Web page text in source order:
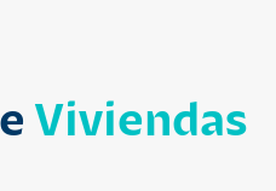
Viviendas